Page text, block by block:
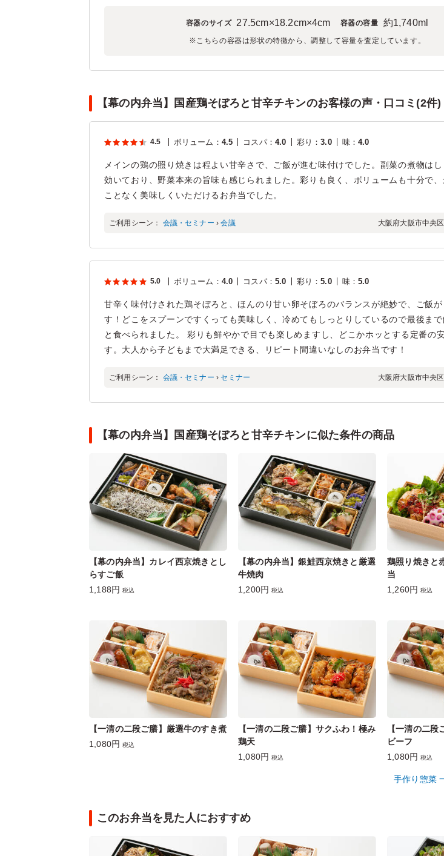
容器のサイズ 27.5cm×18.2cm×4cm 容器の容量 約1,740ml
※こちらの容器は形状の特徴から、調整して容量を査定しています。
【幕の内弁当】国産鶏そぼろと甘辛チキンのお客様の声・口コミ(2件)
4.5 ボリューム ： 4.5 コスパ： 4.0 彩り ：3.0 味：4.0
メインの鶏の照り焼きは程よい甘辛さで、ご飯が進む味付けでした。副菜の煮物は
効いており、野菜本来の旨味も感じられました。彩りも良く、ボリュームも十分で
ことなく美味しくいただけるお弁当でした。
ご利用シーン： 会議・セミナー ›会議 大阪府大阪市中央
5.0 ボリューム ： 4.0 コスパ： 5.0 彩り ：5.0 味：5.0
甘辛く味付けされた鶏そぼろと、ほんのり甘い卵そぼろのバランスが絶妙で、ご飯が
す！どこをスプーンですくっても美味しく、冷めてもしっとりしているので最後まで
と食べられました。 彩りも鮮やかで目でも楽しめますし、どこかホッとする定番の
す。大人から子どもまで大満足できる、リピート間違いなしのお弁当です！
ご利用シーン： 会議・セミナー ›セミナー 大阪府大阪市中央
【幕の内弁当】国産鶏そぼろと甘辛チキンに似た条件の商品
【幕の内弁当】カレイ西京焼きとし
らすご飯
1,188円 税込
【幕の内弁当】銀鮭西京焼きと厳選
牛焼肉
1,200円 税込
鶏照り焼きと
当
1,260円 税込
【一清の二段ご膳】厳選牛のすき煮
1,080円 税込
【一清の二段ご膳】サクふわ！極み
鶏天
1,080円 税込
【一清の二段
ビーフ
1,080円 税込
手作り惣菜
このお弁当を見た人におすすめ